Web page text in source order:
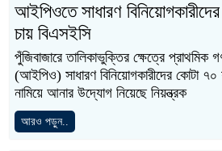
আইপিওতে সাধারণ
চায় বিএসইসি
পুঁজিবাজারে তালিকাভুক্তির ক্ষেত্রে প্রাথমিক
(আইপিও) সাধারণ বিনিয়োগকারীদের কোটা
নামিয়ে আনার উদ্যোগ নিয়েছে নিয়ন্ত্রক
আরও পড়ুন..